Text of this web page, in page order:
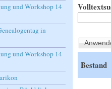
Bestand
und Workshop 14
in
und Workshop 14